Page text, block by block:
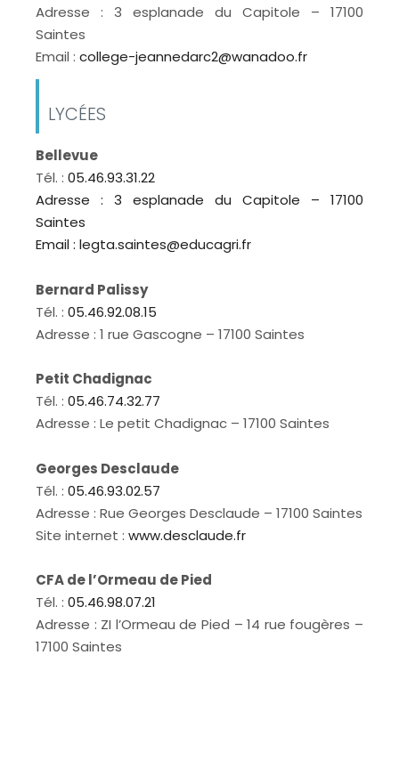
Adresse : 3 esplanade du Capitole – 17100
Saintes
Email : college-jeannedarc2@wanadoo.fr
LYCÉES
Bellevue
Tél. : 05.46.93.31.22
Adresse : 3 esplanade du Capitole – 17100
Saintes
Email : legta.saintes@educagri.fr
Bernard Palissy
Tél. : 05.46.92.08.15
Adresse : 1 rue Gascogne – 17100 Saintes
Petit Chadignac
Tél. : 05.46.74.32.77
Adresse : Le petit Chadignac – 17100 Saintes
Georges Desclaude
Tél. : 05.46.93.02.57
Adresse : Rue Georges Desclaude – 17100 Saintes
Site internet : www.desclaude.fr
CFA de l’Ormeau de Pied
Tél. : 05.46.98.07.21
Adresse : ZI l’Ormeau de Pied – 14 rue fougères –
17100 Saintes